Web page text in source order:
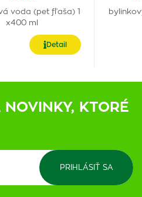
voda (pet fľaša) 1
x400 ml
Detail
KTORÉ